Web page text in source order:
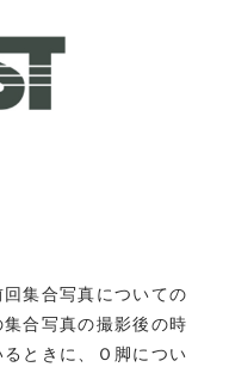
集合写真についての
合写真の撮影後の時
ときに、Ｏ脚につい